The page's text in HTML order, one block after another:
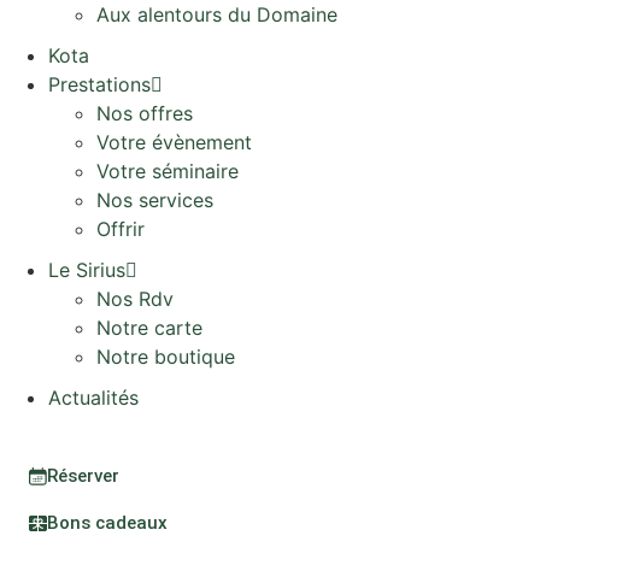
Aux alentours du Domaine
Kota
Prestations
Nos offres
Votre évènement
Votre séminaire
Nos services
Offrir
Le Sirius
Nos Rdv
Notre carte
Notre boutique
Actualités
Réserver
Bons cadeaux